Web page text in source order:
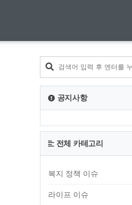
공지사항
전체 카테고리
복지 정책 이슈
라이프 이슈